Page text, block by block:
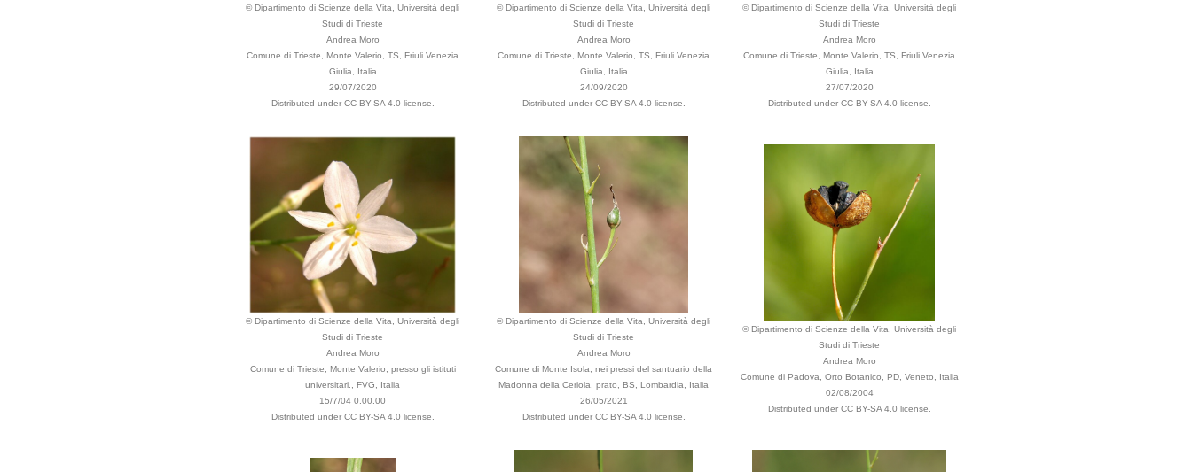
© Dipartimento di Scienze della Vita, Università degli
Studi di Trieste
Andrea Moro
Comune di Trieste, Monte Valerio, TS, Friuli Venezia
Giulia, Italia
29/07/2020
Distributed under CC BY-SA 4.0 license.
© Dipartimento di Scienze della Vita, Università degli
Studi di Trieste
Andrea Moro
Comune di Trieste, Monte Valerio, TS, Friuli Venezia
Giulia, Italia
24/09/2020
Distributed under CC BY-SA 4.0 license.
© Dipartimento di Scienze della Vita, Università degli
Studi di Trieste
Andrea Moro
Comune di Trieste, Monte Valerio, TS, Friuli Venezia
Giulia, Italia
27/07/2020
Distributed under CC BY-SA 4.0 license.
© Dipartimento di Scienze della Vita, Università degli
Studi di Trieste
Andrea Moro
Comune di Trieste, Monte Valerio, presso gli istituti
universitari., FVG, Italia
15/7/04 0.00.00
Distributed under CC BY-SA 4.0 license.
© Dipartimento di Scienze della Vita, Università degli
Studi di Trieste
Andrea Moro
Comune di Monte Isola, nei pressi del santuario della
Madonna della Ceriola, prato, BS, Lombardia, Italia
26/05/2021
Distributed under CC BY-SA 4.0 license.
© Dipartimento di Scienze della Vita, Università degli
Studi di Trieste
Andrea Moro
Comune di Padova, Orto Botanico, PD, Veneto, Italia
02/08/2004
Distributed under CC BY-SA 4.0 license.